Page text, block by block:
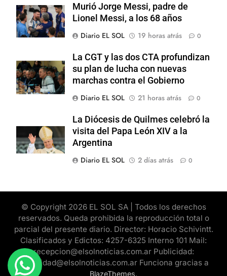
Murió Jorge Messi, padre de
Lionel Messi, a los 68 años
Diario EL SOL
19 horas atrás 0
La CGT y las dos CTA profundizan
su plan de lucha con nuevas
marchas contra el Gobierno
Diario EL SOL
21 horas atrás 0
La Diócesis de Quilmes celebró la
visita del Papa León XIV a la
Argentina
Diario EL SOL
2 días atrás 0
© Copyright 2026 EL SOL SA | Todos los derechos
reservados. Queda prohibida la reproducción total o
parcial del presente diario. Director: Horacio Schivintt.
Clasificados y Edictos: 4257-6325 Interno 101 Mail:
recepcion@elsolnoticias.com.ar Publicidad:
publicidad@elsolnoticias.com.ar Funciona gracias a
BlazeThemes.